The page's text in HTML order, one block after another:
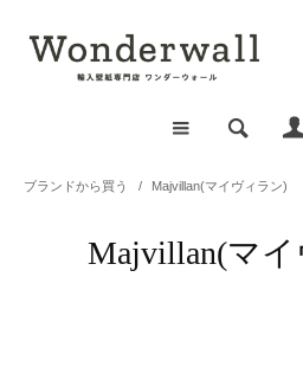
ブランドから買う / Majvillan(マイヴィラン)
Majvillan(マ